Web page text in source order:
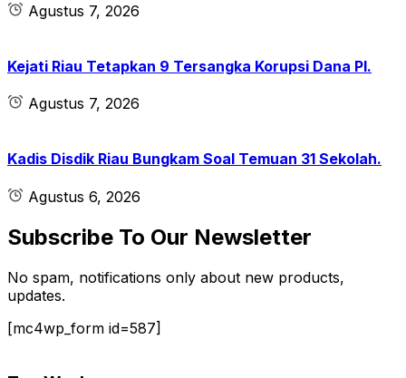
Agustus 7, 2026
Kejati Riau Tetapkan 9 Tersangka Korupsi Dana PI.
Agustus 7, 2026
Kadis Disdik Riau Bungkam Soal Temuan 31 Sekolah.
Agustus 6, 2026
Subscribe To Our Newsletter
No spam, notifications only about new products,
updates.
[mc4wp_form id=587]